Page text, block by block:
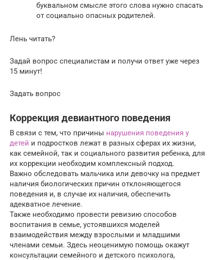
буквальном смысле этого слова нужно спасать
от социально опасных родителей.
Лень читать?
Задай вопрос специалистам и получи ответ уже через
15 минут!
Задать вопрос
Коррекция девиантного поведения
В связи с тем, что причины нарушения поведения у
детей и подростков лежат в разных сферах их жизни,
как семейной, так и социального развития ребенка, для
их коррекции необходим комплексный подход.
Важно обследовать мальчика или девочку на предмет
наличия биологических причин отклоняющегося
поведения и, в случае их наличия, обеспечить
адекватное лечение.
Также необходимо провести ревизию способов
воспитания в семье, устоявшихся моделей
взаимодействия между взрослыми и младшими
членами семьи. Здесь неоценимую помощь окажут
консультации семейного и детского психолога,